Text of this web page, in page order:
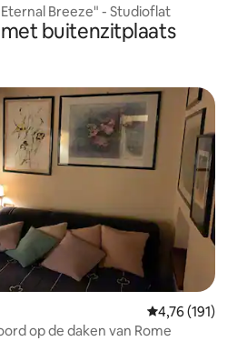
Breeze" - Studioflat
met buitenzitplaats
Gemiddelde
4,76 (191)
op de daken van Rome